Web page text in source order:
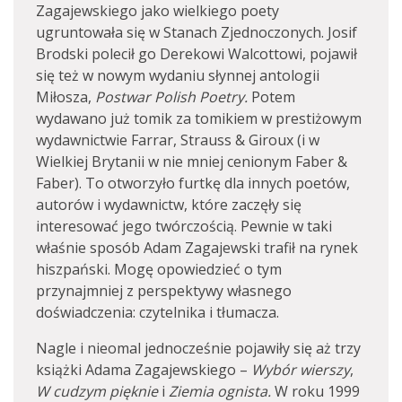
Zagajewskiego jako wielkiego poety
ugruntowała się w Stanach Zjednoczonych. Josif
Brodski polecił go Derekowi Walcottowi, pojawił
się też w nowym wydaniu słynnej antologii
Miłosza, Postwar Polish Poetry. Potem
wydawano już tomik za tomikiem w prestiżowym
wydawnictwie Farrar, Strauss & Giroux (i w
Wielkiej Brytanii w nie mniej cenionym Faber &
Faber). To otworzyło furtkę dla innych poetów,
autorów i wydawnictw, które zaczęły się
interesować jego twórczością. Pewnie w taki
właśnie sposób Adam Zagajewski trafił na rynek
hiszpański. Mogę opowiedzieć o tym
przynajmniej z perspektywy własnego
doświadczenia: czytelnika i tłumacza.
Nagle i nieomal jednocześnie pojawiły się aż trzy
książki Adama Zagajewskiego – Wybór wierszy,
W cudzym piękniei Ziemia ognista.W roku 1999